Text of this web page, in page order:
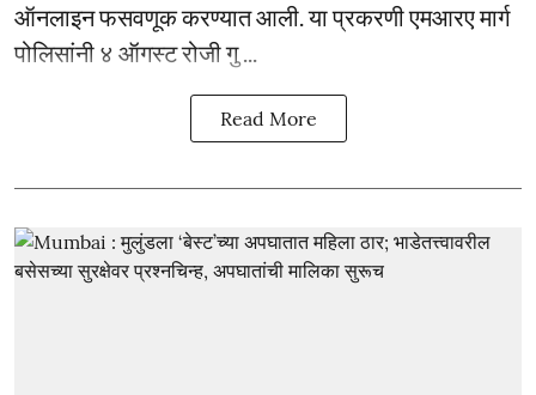
ऑनलाइन फसवणूक करण्यात आली. या प्रकरणी एमआरए मार्ग
पोलिसांनी ४ ऑगस्ट रोजी गु ...
Read More